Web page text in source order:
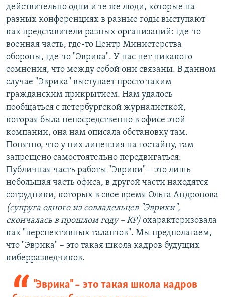
действительно одни и те же люди, которые на
разных конференциях в разные годы выступают
как представители разных организаций: где-то
военная часть, где-то Центр Министерства
обороны, где-то "Эврика". У нас нет никакого
сомнения, что между собой они связаны. В данном
случае "Эврика" выступает просто таким
гражданским прикрытием. Нам удалось
пообщаться с петербургской журналисткой,
которая была непосредственно в офисе этой
компании, она нам описала обстановку там.
Понятно, что у них лицензия на гостайну, там
запрещено самостоятельно передвигаться.
Публичная часть работы "Эврики" – это лишь
небольшая часть офиса, в другой части находятся
сотрудники, которых в свое время Ольга Андронова
(супруга одного из совладельцев "Эврики",
скончалась в прошлом году – КР) охарактеризовала
как "перспективных талантов". Мы предполагаем,
что "Эврика" – это такая школа кадров будущих
киберразведчиков.
"Эврика" – это такая школа кадров